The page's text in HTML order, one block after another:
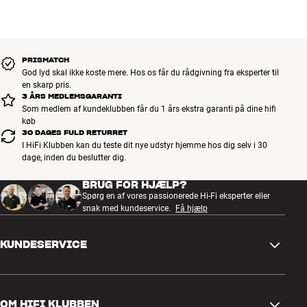
PRISMATCH
God lyd skal ikke koste mere. Hos os får du rådgivning fra eksperter til
en skarp pris.
3 ÅRS MEDLEMSGARANTI
Som medlem af kundeklubben får du 1 års ekstra garanti på dine hifi
køb
30 DAGES FULD RETURRET
I HiFi Klubben kan du teste dit nye udstyr hjemme hos dig selv i 30
dage, inden du beslutter dig.
BRUG FOR HJÆLP?
Spørg en af vores passionerede Hi-Fi eksperter eller
snak med kundeservice.
Få hjælp
KUNDESERVICE
OM HIFI KLUBBEN